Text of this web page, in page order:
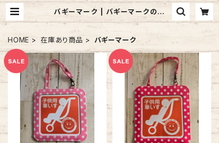
バギーマーク | バギーマークのお
店 mon mignon pêche
HOME 在庫あり商品 バギーマーク